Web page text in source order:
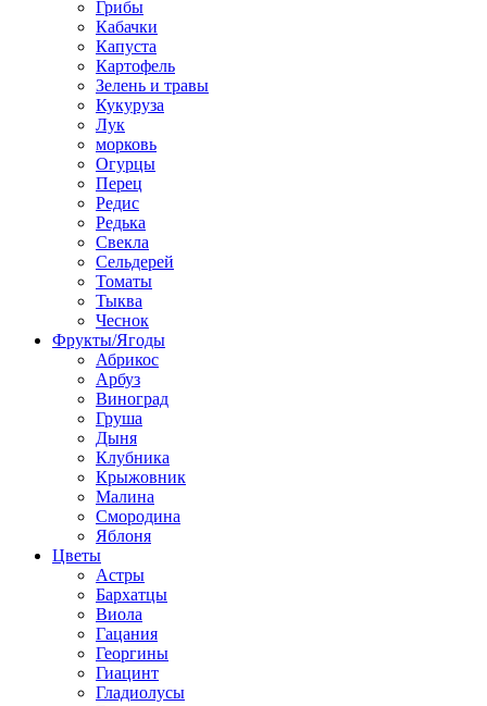
Грибы
Кабачки
Капуста
Картофель
Зелень и травы
Кукуруза
Лук
морковь
Огурцы
Перец
Редис
Редька
Свекла
Сельдерей
Томаты
Тыква
Чеснок
Фрукты/Ягоды
Абрикос
Арбуз
Виноград
Груша
Дыня
Клубника
Крыжовник
Малина
Смородина
Яблоня
Цветы
Астры
Бархатцы
Виола
Гацания
Георгины
Гиацинт
Гладиолусы